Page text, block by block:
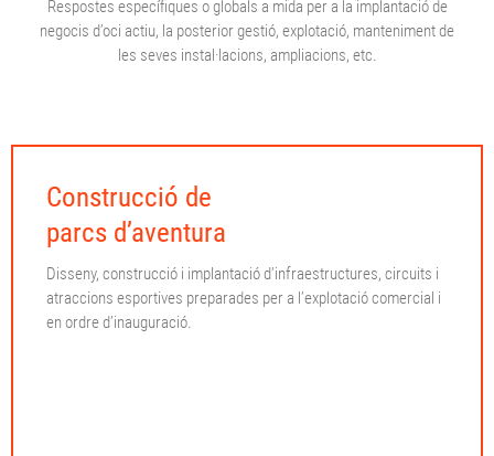
Respostes específiques o globals a mida per a la implantació de
negocis d’oci actiu, la posterior gestió, explotació, manteniment de
les seves instal·lacions, ampliacions, etc.
Construcció de
parcs d’aventura
Disseny, construcció i implantació d’infraestructures, circuits i
atraccions esportives preparades per a l’explotació comercial i
en ordre d’inauguració.